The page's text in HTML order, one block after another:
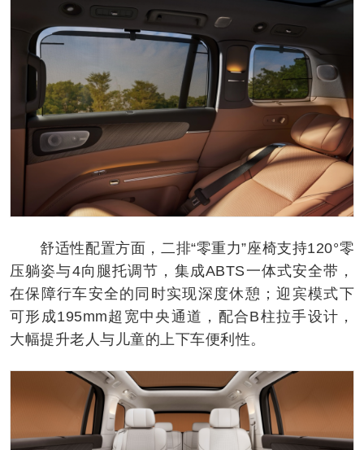
舒适性配置方面，二排“零重力”座椅支持120°零
压躺姿与4向腿托调节，集成ABTS一体式安全带，
在保障行车安全的同时实现深度休憩；迎宾模式下
可形成195mm超宽中央通道，配合B柱拉手设计，
大幅提升老人与儿童的上下车便利性。